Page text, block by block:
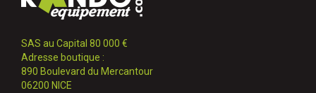
SAS au Capital 80 000 €
Adresse boutique :
890 Boulevard du Mercantour
06200 NICE